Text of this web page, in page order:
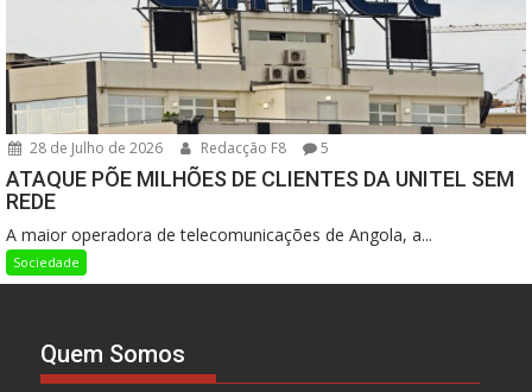
28 de Julho de 2026 Redacção F8 5
ATAQUE PÕE MILHÕES DE CLIENTES DA UNITEL SEM
REDE
A maior operadora de telecomunicações de Angola, a...
Sociedade
Quem Somos